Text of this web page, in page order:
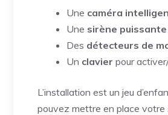
Une caméra
Une sirène puissante
Des détecteurs de
Un clavier pour
L’installation est un jeu
pouvez mettre en place votre